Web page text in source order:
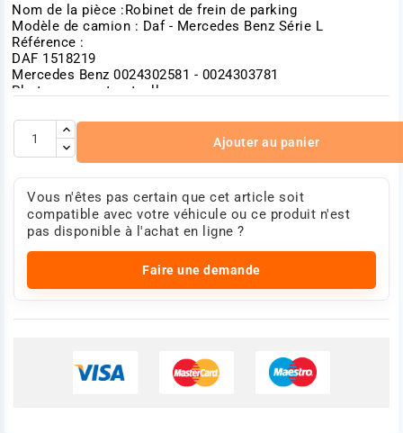
Nom de la pièce :Robinet de frein de parking
Modèle de camion : Daf - Mercedes Benz Série L
Référence :
DAF 1518219
Mercedes Benz 0024302581 - 0024303781
Photo non contractuelle
Ajouter au panier
Vous n'êtes pas certain que cet article soit
compatible avec votre véhicule ou ce produit n'est
pas disponible à l'achat en ligne ?
Faire une demande